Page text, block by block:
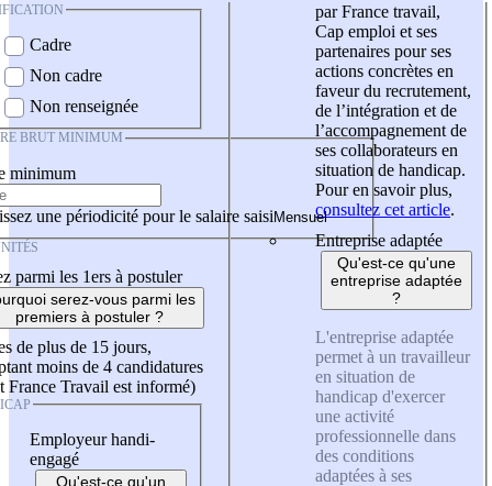
Cadre
Non cadre
Non renseignée
BRUT MINIMUM
minimum
une périodicité pour le salaire saisi
parmi les 1ers à postuler
serez-vous parmi les
premiers à postuler ?
de plus de 15 jours,
moins de 4 candidatures
France Travail est informé)
Employeur handi-
engagé
Qu'est-ce qu'un
par France travail,
Cap emploi et ses
partenaires pour ses
actions concrètes en
faveur du recrutement,
de l’intégration et de
l’accompagnement de
ses collaborateurs en
situation de handicap.
Pour en savoir plus,
consultez cet article.
Entreprise adaptée
Qu'est-ce qu'une
entreprise adaptée
?
L'entreprise adaptée
permet à un travailleur
en situation de
handicap d'exercer
une activité
professionnelle dans
des conditions
adaptées à ses